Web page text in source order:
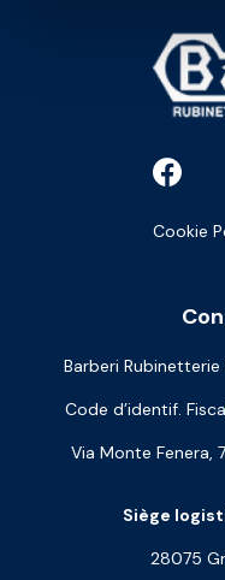
Cookie
Barberi Rubinetterie
Code d’identif.
Via Monte Fenera,
Siège
28075